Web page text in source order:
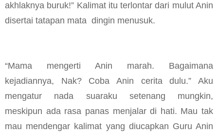
akhlaknya buruk!” Kalimat itu terlontar dari mulut Anin
disertai tatapan mata dingin menusuk.
“Mama mengerti Anin marah. Bagaimana
kejadiannya, Nak? Coba Anin cerita dulu.” Aku
mengatur nada suaraku setenang mungkin,
meskipun ada rasa panas menjalar di hati. Mau tak
mau mendengar kalimat yang diucapkan Guru Anin